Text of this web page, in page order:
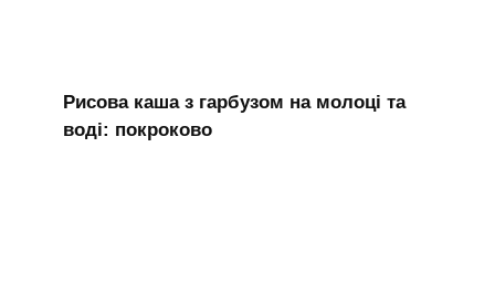
Рисова каша з гарбузом на молоці та
воді: покроково